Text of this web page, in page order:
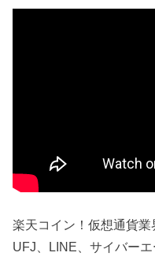
楽天コイン！仮想通貨
UFJ、LINE、サイバー